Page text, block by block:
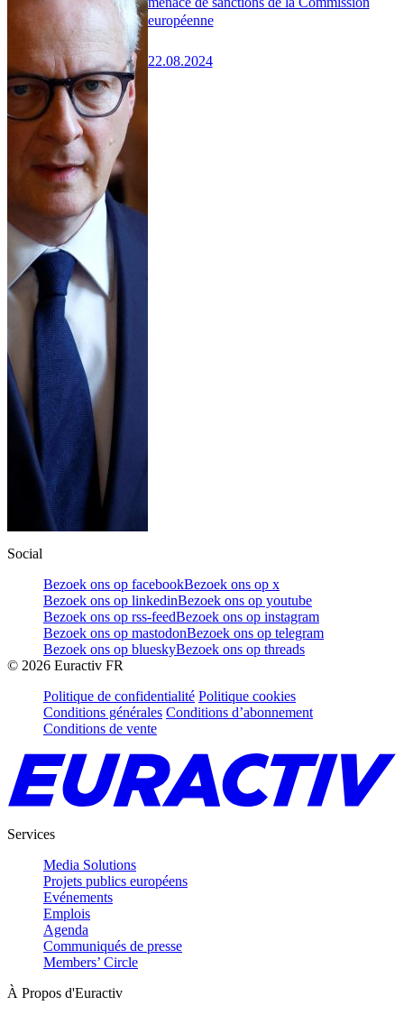
européenne
22.08.2024
Social
Bezoek ons op facebookBezoek ons op x
Bezoek ons op linkedinBezoek ons op youtube
Bezoek ons op rss-feedBezoek ons op instagram
Bezoek ons op mastodonBezoek ons op telegram
Bezoek ons op blueskyBezoek ons op threads
© 2026 Euractiv FR
Politique de confidentialité Politique cookies
Conditions générales Conditions d’abonnement
Conditions de vente
Services
Media Solutions
Projets publics européens
Evénements
Emplois
Agenda
Communiqués de presse
Members’ Circle
À Propos d'Euractiv